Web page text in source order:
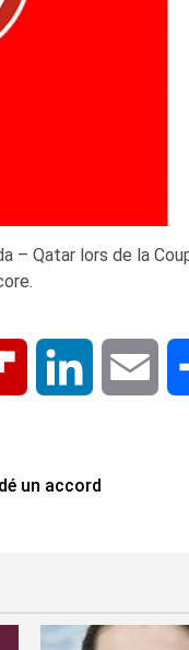
– Qatar lors de la
Flipboard LinkedIn
un accord